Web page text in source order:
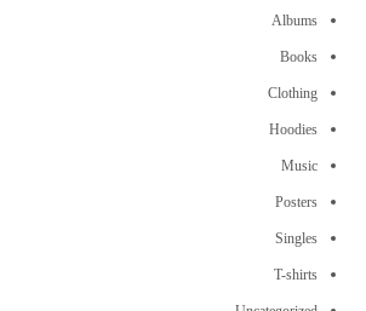
Albums
Books
Clothing
Hoodies
Music
Posters
Singles
T-shirts